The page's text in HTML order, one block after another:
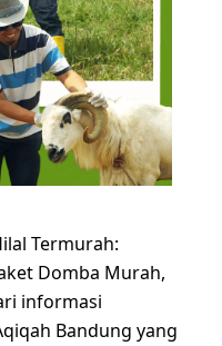
Termurah:
Domba Murah,
informasi
Bandung yang